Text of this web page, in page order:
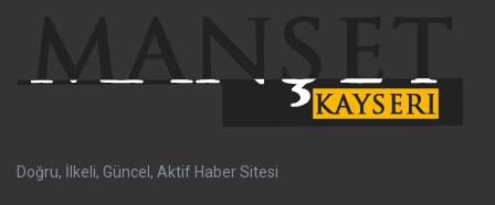
Doğru, İlkeli, Güncel, Aktif Haber Sitesi